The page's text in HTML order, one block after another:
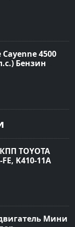
:
Седан 2001
4500
Бензин
TOYOTA
FE, K410-11A
Мини